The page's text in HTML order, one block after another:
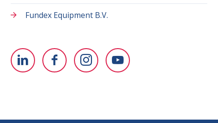
Fundex Equipment B.V.